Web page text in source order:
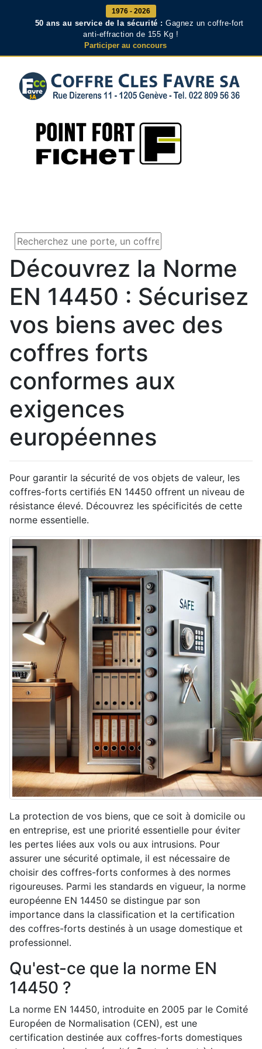
1976 - 2026
50 ans au service de la sécurité : Gagnez un coffre-fort
anti-effraction de 155 Kg !
Participer au concours
Découvrez la Norme
EN 14450 : Sécurisez
vos biens avec des
coffres forts
conformes aux
exigences
européennes
Pour garantir la sécurité de vos objets de valeur, les
coffres-forts certifiés EN 14450 offrent un niveau de
résistance élevé. Découvrez les spécificités de cette
norme essentielle.
La protection de vos biens, que ce soit à domicile ou
en entreprise, est une priorité essentielle pour éviter
les pertes liées aux vols ou aux intrusions. Pour
assurer une sécurité optimale, il est nécessaire de
choisir des coffres-forts conformes à des normes
rigoureuses. Parmi les standards en vigueur, la norme
européenne EN 14450 se distingue par son
importance dans la classification et la certification
des coffres-forts destinés à un usage domestique et
professionnel.
Qu'est-ce que la norme EN
14450 ?
La norme EN 14450, introduite en 2005 par le Comité
Européen de Normalisation (CEN), est une
certification destinée aux coffres-forts domestiques